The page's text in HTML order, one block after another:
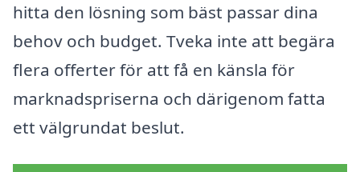
hitta den lösning som bäst passar dina
behov och budget. Tveka inte att begära
flera offerter för att få en känsla för
marknadspriserna och därigenom fatta
ett välgrundat beslut.